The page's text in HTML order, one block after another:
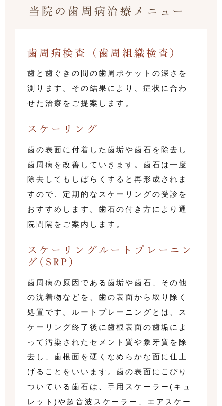
当院の歯周病治療メニュー
歯周病検査（歯周組織検査）
歯と歯ぐきの間の歯周ポケットの深さを
測ります。その結果により、症状に合わ
せた治療をご提案します。
スケーリング
歯の表面に付着した歯垢や歯石を除去し
歯周病を改善していきます。歯石は一度
除去してもしばらくすると再形成されま
すので、定期的なスケーリングの受診を
おすすめします。歯石の付き方により通
院間隔をご案内します。
スケーリングルートプレーニン
グ(SRP)
歯周病の原因である歯垢や歯石、その他
の沈着物などを、歯の表面から取り除く
処置です。ルートプレーニングとは、ス
ケーリング終了後に歯根表面の歯垢によ
って汚染されたセメント質や象牙質を除
去し、歯根面を硬くなめらかな面に仕上
げることをいいます。歯の表面にこびり
ついている歯石は、手用スケーラー(キュ
レット)や超音波スケーラー、エアスケー